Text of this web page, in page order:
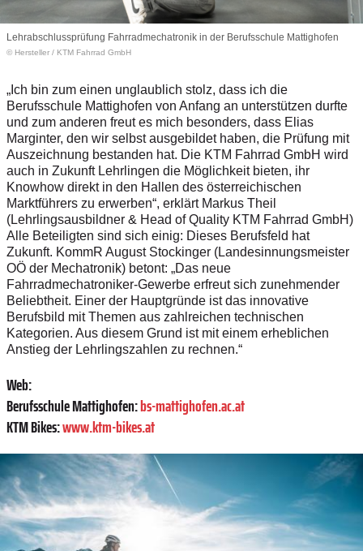
Lehrabschlussprüfung Fahrradmechatronik in der Berufsschule Mattighofen
© Hersteller / KTM Fahrrad GmbH
„Ich bin zum einen unglaublich stolz, dass ich die
Berufsschule Mattighofen von Anfang an unterstützen durfte
und zum anderen freut es mich besonders, dass Elias
Marginter, den wir selbst ausgebildet haben, die Prüfung mit
Auszeichnung bestanden hat. Die KTM Fahrrad GmbH wird
auch in Zukunft Lehrlingen die Möglichkeit bieten, ihr
Knowhow direkt in den Hallen des österreichischen
Marktführers zu erwerben“, erklärt Markus Theil
(Lehrlingsausbildner & Head of Quality KTM Fahrrad GmbH)
Alle Beteiligten sind sich einig: Dieses Berufsfeld hat
Zukunft. KommR August Stockinger (Landesinnungsmeister
OÖ der Mechatronik) betont: „Das neue
Fahrradmechatroniker-Gewerbe erfreut sich zunehmender
Beliebtheit. Einer der Hauptgründe ist das innovative
Berufsbild mit Themen aus zahlreichen technischen
Kategorien. Aus diesem Grund ist mit einem erheblichen
Anstieg der Lehrlingszahlen zu rechnen.“
Web:
Berufsschule Mattighofen:bs-mattighofen.ac.at
KTM Bikes:www.ktm-bikes.at